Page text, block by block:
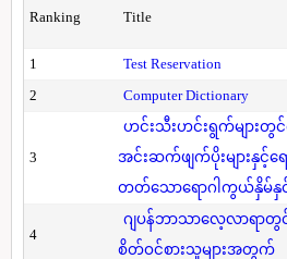
Ranking Title
1
Test Reservation
2
Computer Dictionary
3
ဟင်းသီးဟင်းရွက်များ
အင်းဆက်ဖျက်ပိုးများနှင့်ရ
တတ်သောရောဂါကွယ်နှိမ်နှ
4
ဂျပန်ဘာသာလေ့လာရာတွ
စိတ်ဝင်စားသူများအတွက်